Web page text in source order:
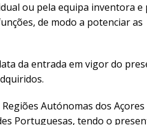
ou pela equipa inventora e
de modo a potenciar as
da entrada em vigor do
Autónomas dos Açores
Portuguesas, tendo o